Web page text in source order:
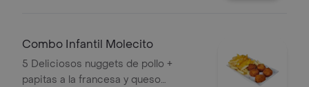
Combo Infantil Molecito
5 Deliciosos nuggets de pollo +
papitas a la francesa y queso